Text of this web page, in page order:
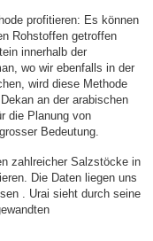
profitieren: Es können
Rohstoffen getroffen
innerhalb der
wo wir ebenfalls in der
wird diese Methode
an der arabischen
die Planung von
Bedeutung.
zahlreicher Salzstöcke in
Die Daten liegen uns
. Urai sieht durch seine